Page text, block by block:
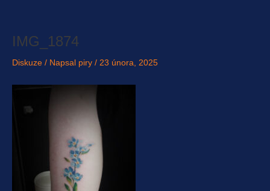
IMG_1874
Diskuze / Napsal piry / 23 února, 2025